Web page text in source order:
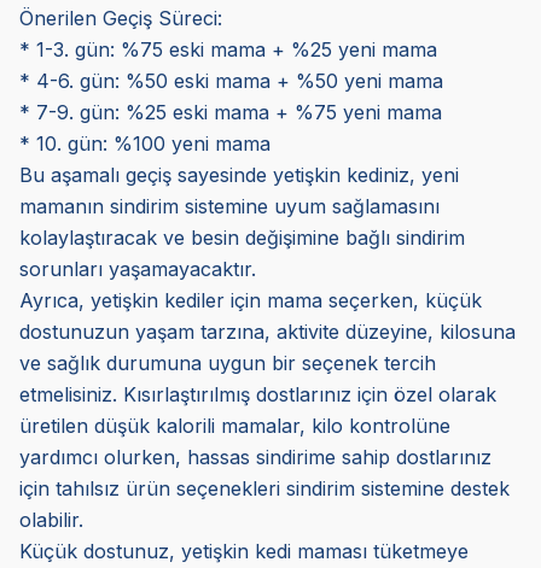
Önerilen Geçiş Süreci:
* 1-3. gün: %75 eski mama + %25 yeni mama
* 4-6. gün: %50 eski mama + %50 yeni mama
* 7-9. gün: %25 eski mama + %75 yeni mama
* 10. gün: %100 yeni mama
Bu aşamalı geçiş sayesinde yetişkin kediniz, yeni
mamanın sindirim sistemine uyum sağlamasını
kolaylaştıracak ve besin değişimine bağlı sindirim
sorunları yaşamayacaktır.
Ayrıca, yetişkin kediler için mama seçerken, küçük
dostunuzun yaşam tarzına, aktivite düzeyine, kilosuna
ve sağlık durumuna uygun bir seçenek tercih
etmelisiniz. Kısırlaştırılmış dostlarınız için özel olarak
üretilen düşük kalorili mamalar, kilo kontrolüne
yardımcı olurken, hassas sindirime sahip dostlarınız
için tahılsız ürün seçenekleri sindirim sistemine destek
olabilir.
Küçük dostunuz, yetişkin kedi maması tüketmeye